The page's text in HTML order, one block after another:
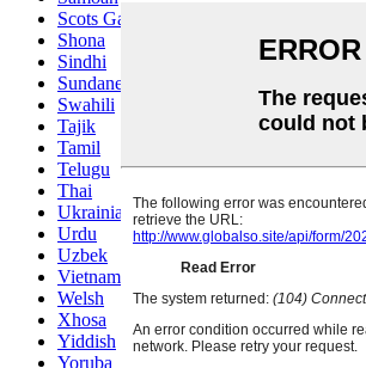
Scots Gaelic
Shona
Sindhi
Sundanese
Swahili
Tajik
Tamil
Telugu
Thai
Ukrainian
Urdu
Uzbek
Vietnamese
Welsh
Xhosa
Yiddish
Yoruba